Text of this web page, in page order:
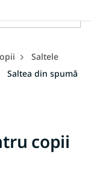
Saltele
Saltea din spumă
copii